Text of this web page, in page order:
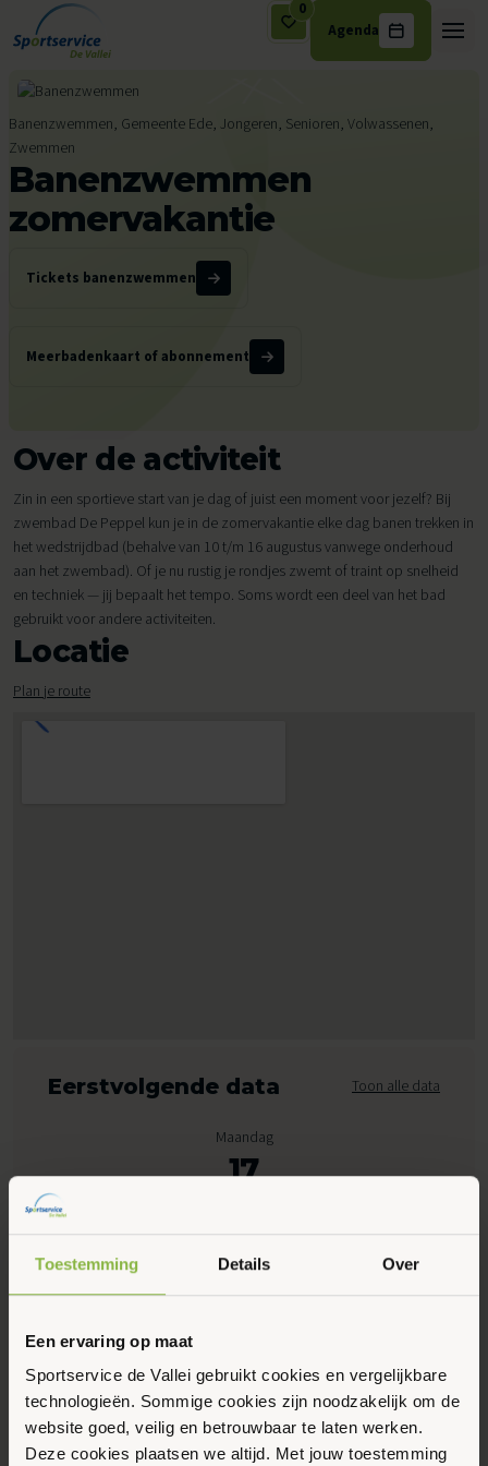
Toestemming Details Over
Een ervaring op maat
Sportservice de Vallei gebruikt cookies en vergelijkbare
technologieën. Sommige cookies zijn noodzakelijk om de
website goed, veilig en betrouwbaar te laten werken.
Deze cookies plaatsen we altijd. Met jouw toestemming
Ga naar de inhoud
0
Agenda
Banenzwemmen, Gemeente Ede, Jongeren, Senioren, Volwassenen,
Zwemmen
Banenzwemmen
zomervakantie
Tickets banenzwemmen
Meerbadenkaart of abonnement
Over de activiteit
Zin in een sportieve start van je dag of juist een moment voor jezelf? Bij
zwembad De Peppel kun je in de zomervakantie elke dag banen trekken in
het wedstrijdbad (behalve van 10 t/m 16 augustus vanwege onderhoud
aan het zwembad). Of je nu rustig je rondjes zwemt of traint op snelheid
en techniek — jij bepaalt het tempo. Soms wordt een deel van het bad
gebruikt voor andere activiteiten.
Locatie
Plan je route
Eerstvolgende data Toon alle data
Maandag
17
07:00 - 11:00
Peppelensteeg 17, Ede
Maak favoriet